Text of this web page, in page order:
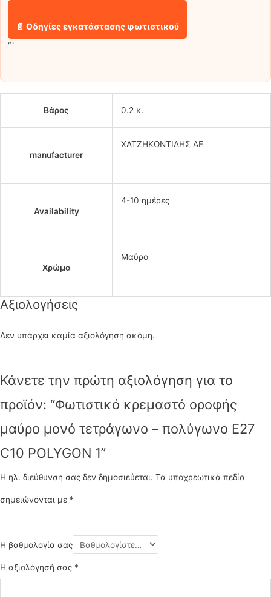
📄 Οδηγίες εγκατάστασης φωτιστικού
“`
Βάρος 0.2 κ.
manufacturer
ΧΑΤΖΗΚΟΝΤΙΔΗΣ ΑΕ
Availability
4-10 ημέρες
Χρώμα
Μαύρο
Αξιολογήσεις
Δεν υπάρχει καμία αξιολόγηση ακόμη.
Κάνετε την πρώτη αξιολόγηση για το
προϊόν: “Φωτιστικό κρεμαστό οροφής
μαύρο μονό τετράγωνο – πολύγωνο Ε27
C10 POLYGON 1”
Η ηλ. διεύθυνση σας δεν δημοσιεύεται. Τα υποχρεωτικά πεδία
σημειώνονται με *
Η βαθμολογία σας
Η αξιολόγησή σας *